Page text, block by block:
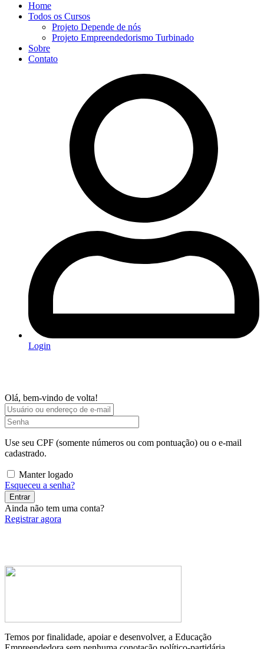
Home
Todos os Cursos
Projeto Depende de nós
Projeto Empreendedorismo Turbinado
Sobre
Contato
Login
Olá, bem-vindo de volta!
Use seu CPF (somente números ou com pontuação) ou o e-mail
cadastrado.
Manter logado
Esqueceu a senha?
Entrar
Ainda não tem uma conta?
Registrar agora
Temos por finalidade, apoiar e desenvolver, a Educação